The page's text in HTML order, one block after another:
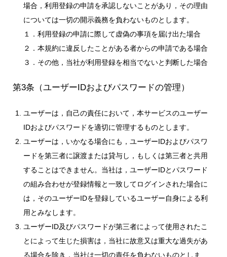
場合，利用登録の申請を承認しないことがあり，その理由
については一切の開示義務を負わないものとします。
１．利用登録の申請に際して虚偽の事項を届け出た場合
２．本規約に違反したことがある者からの申請である場合
３．その他，当社が利用登録を相当でないと判断した場合
第3条（ユーザーIDおよびパスワードの管理）
ユーザーは，自己の責任において，本サービスのユーザー
IDおよびパスワードを適切に管理するものとします。
ユーザーは，いかなる場合にも，ユーザーIDおよびパスワ
ードを第三者に譲渡または貸与し，もしくは第三者と共用
することはできません。当社は，ユーザーIDとパスワード
の組み合わせが登録情報と一致してログインされた場合に
は，そのユーザーIDを登録しているユーザー自身による利
用とみなします。
ユーザーID及びパスワードが第三者によって使用されたこ
とによって生じた損害は，当社に故意又は重大な過失があ
る場合を除き，当社は一切の責任を負わないものとしま